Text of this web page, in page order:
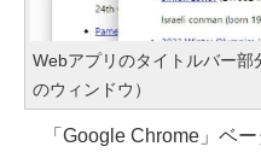
Webアプリのタイトルバー
のウィンドウ）
「Google Chrome」ベー